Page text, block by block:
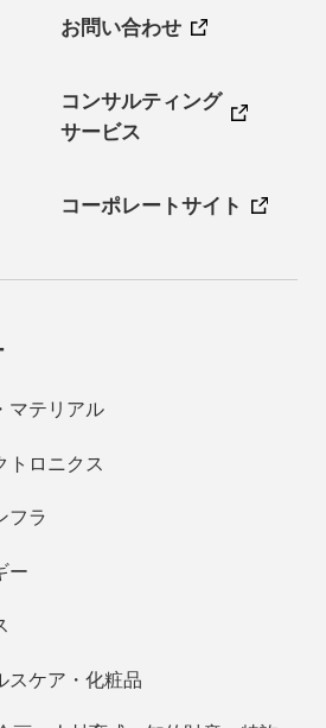
お問い合わせ
コンサルティング
サービス
コーポレートサイト
マテリアル
トロニクス
フラ
ー
スケア・化粧品